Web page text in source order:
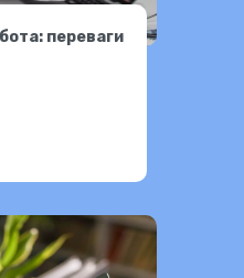
переваги